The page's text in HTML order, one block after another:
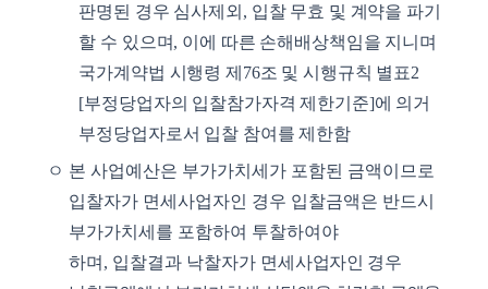
판명된 경우 심사제외 , 입찰 무효 및 계약을 파기
할 수 있으며, 이에 따른 손해배상책임을 지니며
국가계약법 시행령 제 76조 및 시행규칙 별표2
[부정당업자의 입찰참가자격 제한기준]에 의거
부정당업자로서 입찰 참여를 제한함
ㅇ 본 사업예산은 부가가치세가 포함된 금액이므로
입찰자가 면세사업자인 경우 입찰금액은 반드시
부가가치세를 포함하여 투찰하여야
하며 , 입찰결과 낙찰자가 면세 사업자인 경우